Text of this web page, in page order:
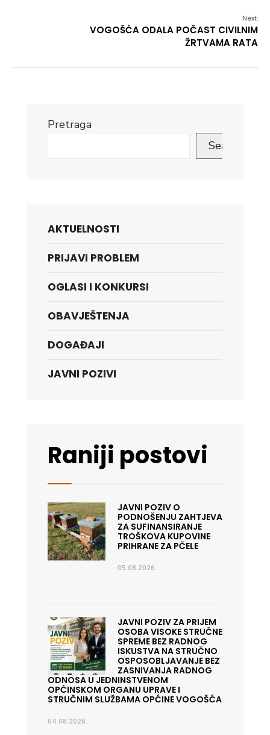
Next:
VOGOŠĆA ODALA POČAST CIVILNIM
ŽRTVAMA RATA
Pretraga
Search
AKTUELNOSTI
PRIJAVI PROBLEM
OGLASI I KONKURSI
OBAVJEŠTENJA
DOGAĐAJI
JAVNI POZIVI
Raniji postovi
JAVNI POZIV O
PODNOŠENJU ZAHTJEVA
ZA SUFINANSIRANJE
TROŠKOVA KUPOVINE
PRIHRANE ZA PČELE
05.08.2026.
JAVNI POZIV ZA PRIJEM
OSOBA VISOKE STRUČNE
SPREME BEZ RADNOG
ISKUSTVA NA STRUČNO
OSPOSOBLJAVANJE BEZ
ZASNIVANJA RADNOG
ODNOSA U JEDNINSTVENOM
OPĆINSKOM ORGANU UPRAVE I
STRUČNIM SLUŽBAMA OPĆINE VOGOŠĆA
04.08.2026.